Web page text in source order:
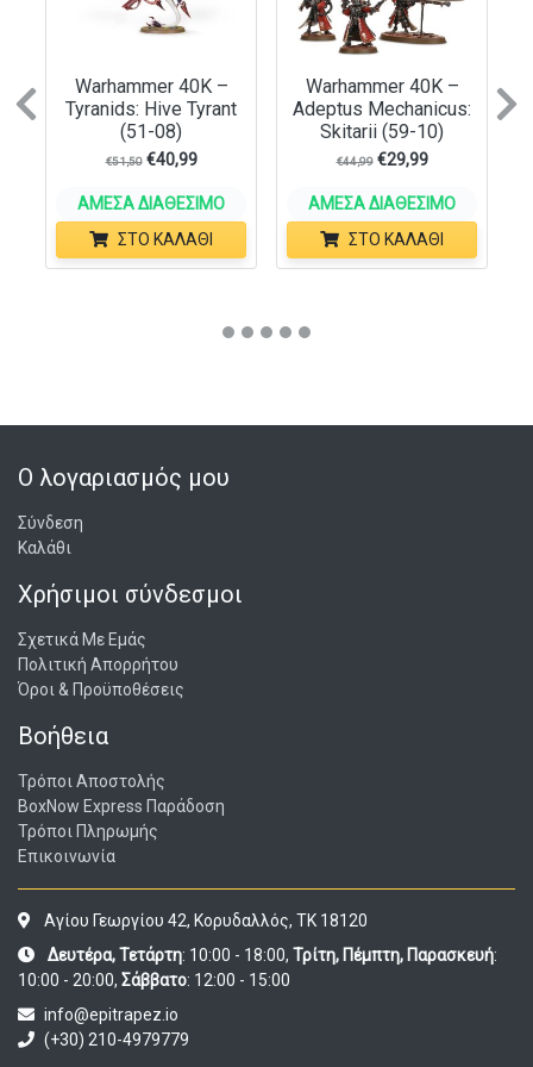
Warhammer 40K –
Tyranids: Hive Tyrant
(51-08)
€51,50 €40,99
ΆΜΕΣΑ ΔΙΑΘΈΣΙΜΟ
ΣΤΟ ΚΑΛΆΘΙ
Warhammer 40K –
Adeptus Mechanicus:
Skitarii (59-10)
€44,99 €29,99
ΆΜΕΣΑ ΔΙΑΘΈΣΙΜΟ
ΣΤΟ ΚΑΛΆΘΙ
Previous
Ο λογαριασμός μου
Σύνδεση
Καλάθι
Χρήσιμοι σύνδεσμοι
Σχετικά Με Εμάς
Πολιτική Απορρήτου
Όροι & Προϋποθέσεις
Βοήθεια
Τρόποι Αποστολής
BoxNow Express Παράδοση
Τρόποι Πληρωμής
Επικοινωνία
Αγίου Γεωργίου 42, Κορυδαλλός, ΤΚ 18120
Δευτέρα, Τετάρτη: 10:00 - 18:00, Τρίτη, Πέμπτη, Παρασκευή:
10:00 - 20:00, Σάββατο: 12:00 - 15:00
info@epitrapez.io
(+30) 210-4979779